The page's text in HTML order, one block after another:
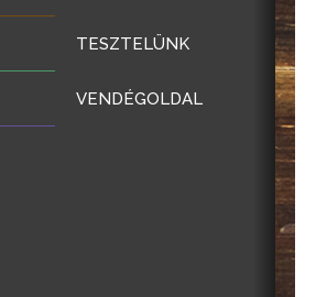
TESZTELÜNK
VENDÉGOLDAL